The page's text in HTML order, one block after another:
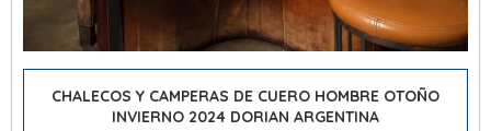
CHALECOS Y CAMPERAS DE CUERO HOMBRE OTOÑO
INVIERNO 2024 DORIAN ARGENTINA